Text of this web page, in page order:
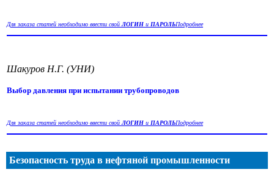
Для заказа статей необходимо ввести свойЛОГИН и ПАРОЛЬПодробнее
Шакуров Н.Г. (УНИ)
Выбор давления при испытании трубопроводов
Для заказа статей необходимо ввести свойЛОГИН и ПАРОЛЬПодробнее
Безопасность труда в нефтяной промышленности